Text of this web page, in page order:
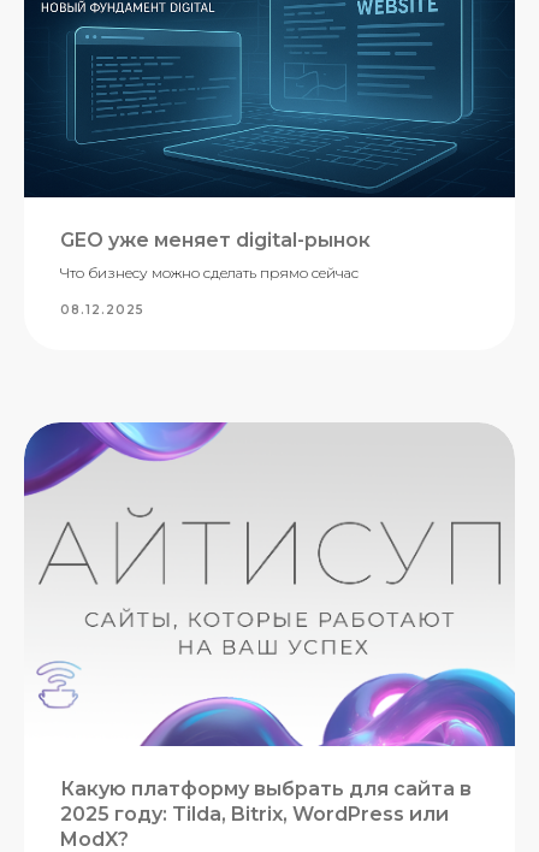
GEO уже меняет digital-рынок
Что бизнесу можно сделать прямо сейчас
08.12.2025
Какую платформу выбрать для сайта в
2025 году: Tilda, Bitrix, WordPress или
ModX?